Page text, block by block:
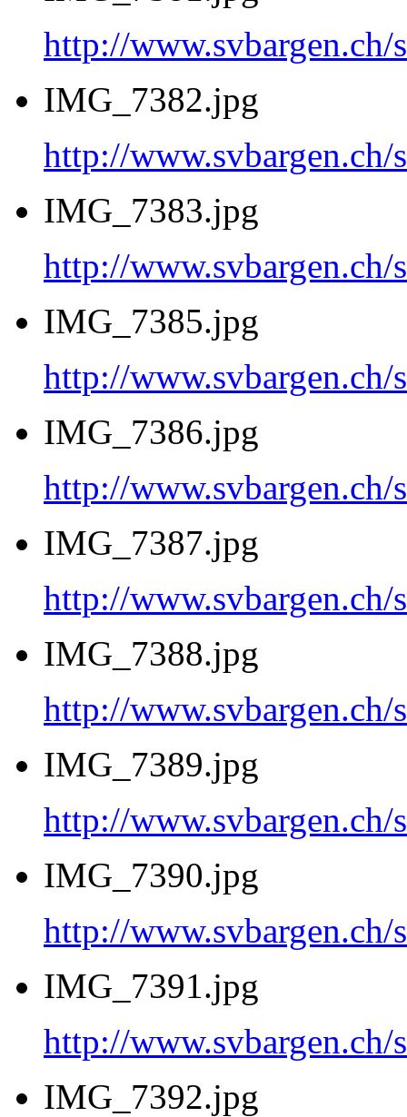
http://
IMG_7382.jpg
http://
IMG_7383.jpg
http://
IMG_7385.jpg
http://
IMG_7386.jpg
http://
IMG_7387.jpg
http://
IMG_7388.jpg
http://
IMG_7389.jpg
http://
IMG_7390.jpg
http://
IMG_7391.jpg
http://
IMG_7392.jpg